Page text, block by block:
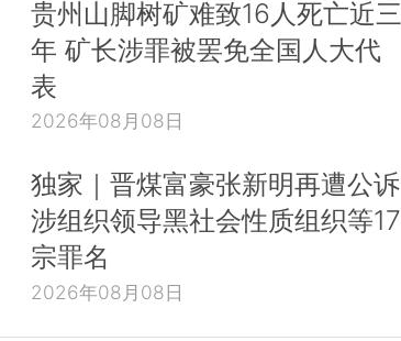
贵州山脚树矿难致16人死亡近三
年 矿长涉罪被罢免全国人大代
表
2026年08月08日
独家｜晋煤富豪张新明再遭公诉
涉组织领导黑社会性质组织等17
宗罪名
2026年08月08日